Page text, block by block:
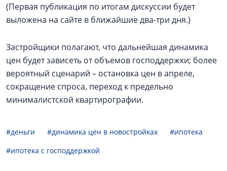
(Первая публикация по итогам дискуссии будет
выложена на сайте в ближайшие два-три дня.)
Застройщики полагают, что дальнейшая динамика
цен будет зависеть от объемов господдержки; более
вероятный сценарий – остановка цен в апреле,
сокращение спроса, переход к предельно
минималистской квартирографии.
#деньги #динамика цен в новостройках
#ипотека
#ипотека с господдержкой